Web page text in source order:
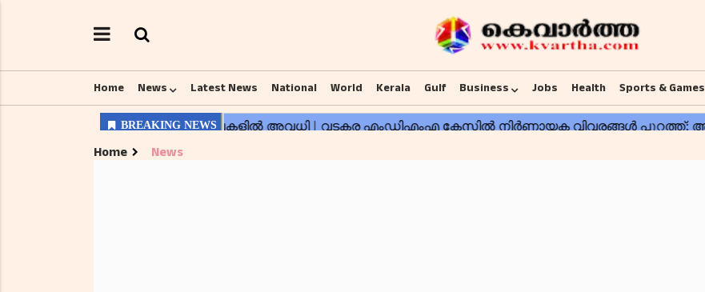
Home News Latest News National World Kerala Gulf Business Jobs Health Sports & Games
Home News